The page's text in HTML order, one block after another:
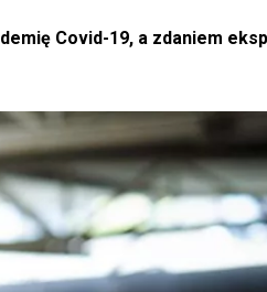
Covid-19, a zdaniem